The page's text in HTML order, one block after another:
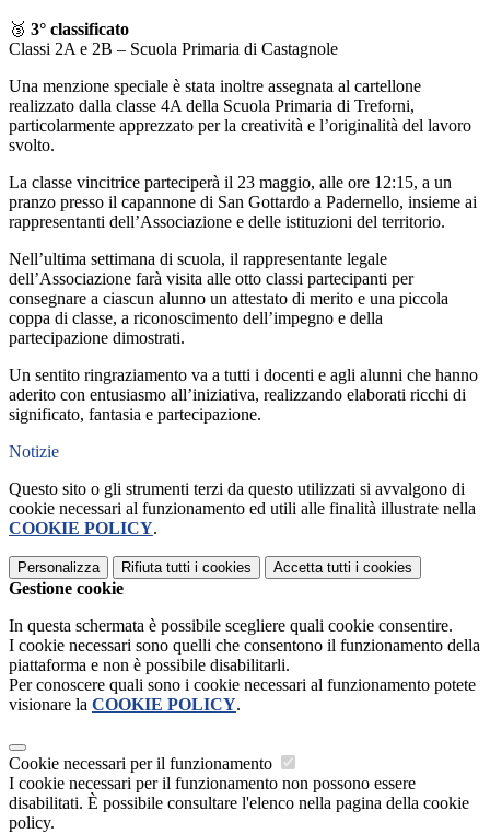
🥉 3° classificato
Classi 2A e 2B – Scuola Primaria di Castagnole
Una menzione speciale è stata inoltre assegnata al cartellone
realizzato dalla classe 4A della Scuola Primaria di Treforni,
particolarmente apprezzato per la creatività e l’originalità del lavoro
svolto.
La classe vincitrice parteciperà il 23 maggio, alle ore 12:15, a un
pranzo presso il capannone di San Gottardo a Padernello, insieme ai
rappresentanti dell’Associazione e delle istituzioni del territorio.
Nell’ultima settimana di scuola, il rappresentante legale
dell’Associazione farà visita alle otto classi partecipanti per
consegnare a ciascun alunno un attestato di merito e una piccola
coppa di classe, a riconoscimento dell’impegno e della
partecipazione dimostrati.
Un sentito ringraziamento va a tutti i docenti e agli alunni che hanno
aderito con entusiasmo all’iniziativa, realizzando elaborati ricchi di
significato, fantasia e partecipazione.
Notizie
Questo sito o gli strumenti terzi da questo utilizzati si avvalgono di
cookie necessari al funzionamento ed utili alle finalità illustrate nella
COOKIE POLICY.
Personalizza Rifiuta tutti i cookies Accetta tutti i cookies
Gestione cookie
In questa schermata è possibile scegliere quali cookie consentire.
I cookie necessari sono quelli che consentono il funzionamento della
piattaforma e non è possibile disabilitarli.
Per conoscere quali sono i cookie necessari al funzionamento potete
visionare la COOKIE POLICY.
Cookie necessari per il funzionamento
I cookie necessari per il funzionamento non possono essere
disabilitati. È possibile consultare l'elenco nella pagina della cookie
policy.